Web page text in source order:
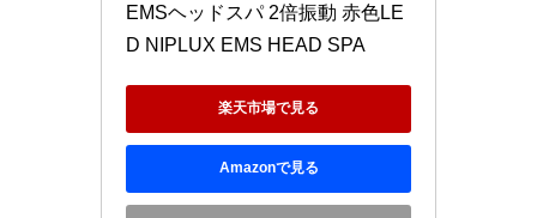
EMSヘッドスパ 2倍振動 赤色LE
D NIPLUX EMS HEAD SPA
楽天市場で見る
Amazonで見る